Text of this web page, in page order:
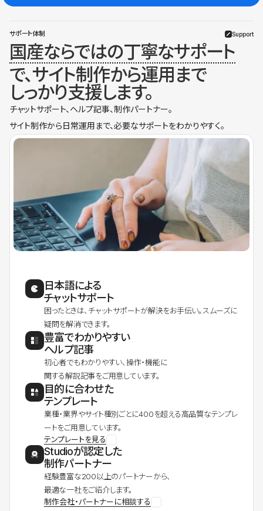
サポート体制 Support
国産ならではの丁寧なサポート
で、サイト制作から運用まで
しっかり支援します。
チャットサポート、ヘルプ記事、制作パートナー。
サイト制作から日常運用まで、必要なサポートをわかりやすく。
日本語による
チャットサポート
困ったときは、チャットサポートが解決をお手伝い。スムーズに
疑問を解消できます。
豊富でわかりやすい
ヘルプ記事
初心者でもわかりやすい、操作・機能に
関する解説記事をご用意しています。
目的に合わせた
テンプレート
業種・業界やサイト種別ごとに400を超える高品質なテンプレ
ートをご用意しています。
テンプレートを見る
Studioが認定した
制作パートナー
経験豊富な200以上のパートナーから、
最適な一社をご紹介します。
制作会社・パートナーに相談する